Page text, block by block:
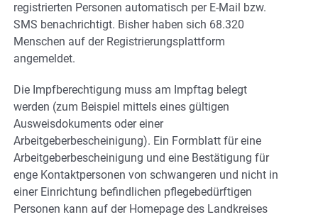
registrierten Personen automatisch per E-Mail bzw.
SMS benachrichtigt. Bisher haben sich 68.320
Menschen auf der Registrierungsplattform
angemeldet.
Die Impfberechtigung muss am Impftag belegt
werden (zum Beispiel mittels eines gültigen
Ausweisdokuments oder einer
Arbeitgeberbescheinigung). Ein Formblatt für eine
Arbeitgeberbescheinigung und eine Bestätigung für
enge Kontaktpersonen von schwangeren und nicht in
einer Einrichtung befindlichen pflegebedürftigen
Personen kann auf der Homepage des Landkreises